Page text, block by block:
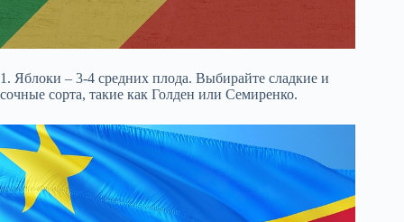
1. Яблоки – 3-4 средних плода. Выбирайте сладкие и
сочные сорта, такие как Голден или Семиренко.